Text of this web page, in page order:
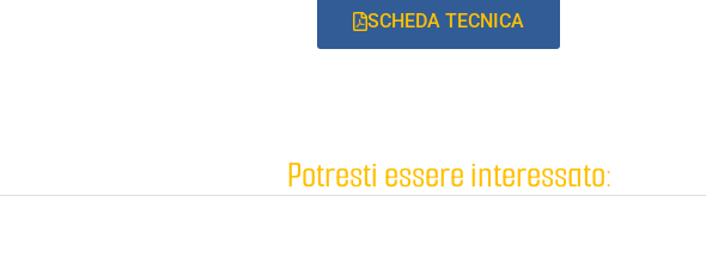
SCHEDA TECNICA
Potresti essere interessato: